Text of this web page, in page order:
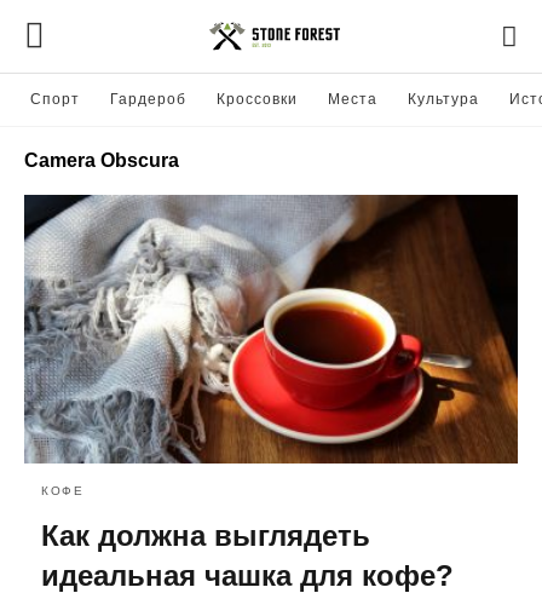
Спорт Гардероб Кроссовки Места Культура
Camera Obscura
КОФЕ
Как должна выглядеть
идеальная чашка для кофе?